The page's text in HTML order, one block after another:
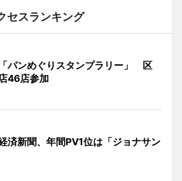
セスランキング
パンめぐりスタンプラリー」 区
46店参加
済新聞、年間PV1位は「ジョナサン